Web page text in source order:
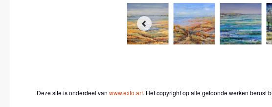
Deze site is onderdeel van www.exto.art. Het copyright op alle getoonde werken berust